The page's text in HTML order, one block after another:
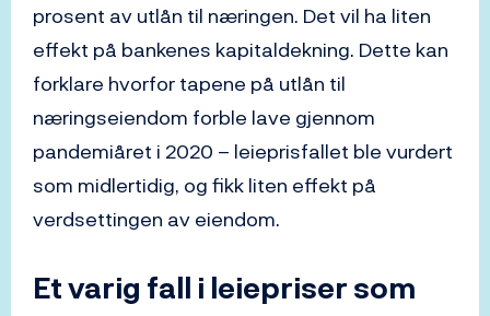
prosent av utlån til næringen. Det vil ha liten
effekt på bankenes kapitaldekning. Dette kan
forklare hvorfor tapene på utlån til
næringseiendom forble lave gjennom
pandemiåret i 2020 – leieprisfallet ble vurdert
som midlertidig, og fikk liten effekt på
verdsettingen av eiendom.
Et varig fall i leiepriser som